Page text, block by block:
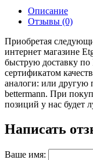
Описание
Отзывы (0)
Приобретая
интернет магазине
быструю доставку
сертификатом
аналоги: или другую
bettermann. При
позиций у нас будет
Написать
Ваше имя: